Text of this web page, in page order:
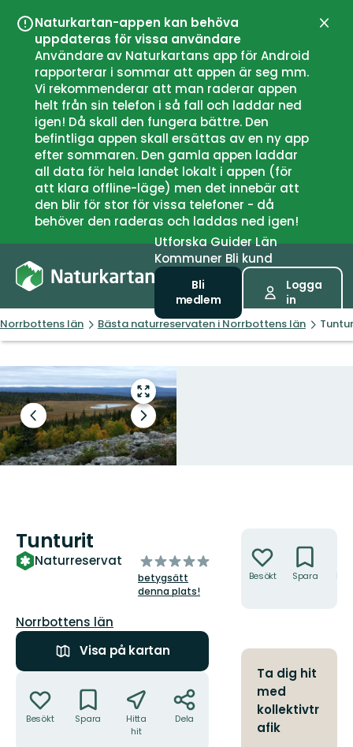
Naturkartan-appen kan behöva
uppdateras för vissa användare
Användare av Naturkartans app för Android
rapporterar i sommar att appen är seg mm.
Vi rekommenderar att man raderar appen
helt från sin telefon i så fall och laddar ned
igen! Då skall den fungera bättre. Den
befintliga appen skall ersättas av en ny app
efter sommaren. Den gamla appen laddar
all data för hela landet lokalt i appen (för
att klara offline-läge) men det innebär att
den blir för stor för vissa telefoner - då
behöver den raderas och laddas ned igen!
UtforskaGuiderLän
Kommuner Bli kund
Bli
medlem
Logga
in
Norrbottens län Bästa naturreservaten i Norrbottens län
Gå
till
helskärmsläge
Föregående
bild
Nästa
bildspel
Tunturit
Naturreservat
av
5
stjärnor
betygsätt
denna plats!
Län:
Norrbottens län
Visa på kartan
Besökt Spara
Hitta
hit
Dela
Besökt Spara
Ta dig hit
med
kollektivtr
afik